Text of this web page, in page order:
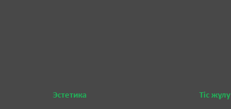
Эстетика Тіс жұлу